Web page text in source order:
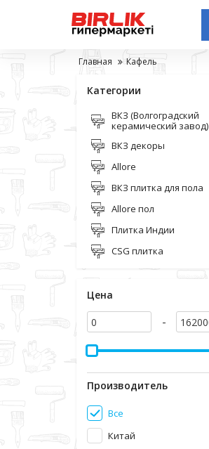
Главная Кафель
Категории
ВКЗ (Волгоградский
керамический завод)
ВКЗ декоры
Allore
ВКЗ плитка для пола
Allore пол
Плитка Индии
CSG плитка
Цена
-
Производитель
Все
Китай